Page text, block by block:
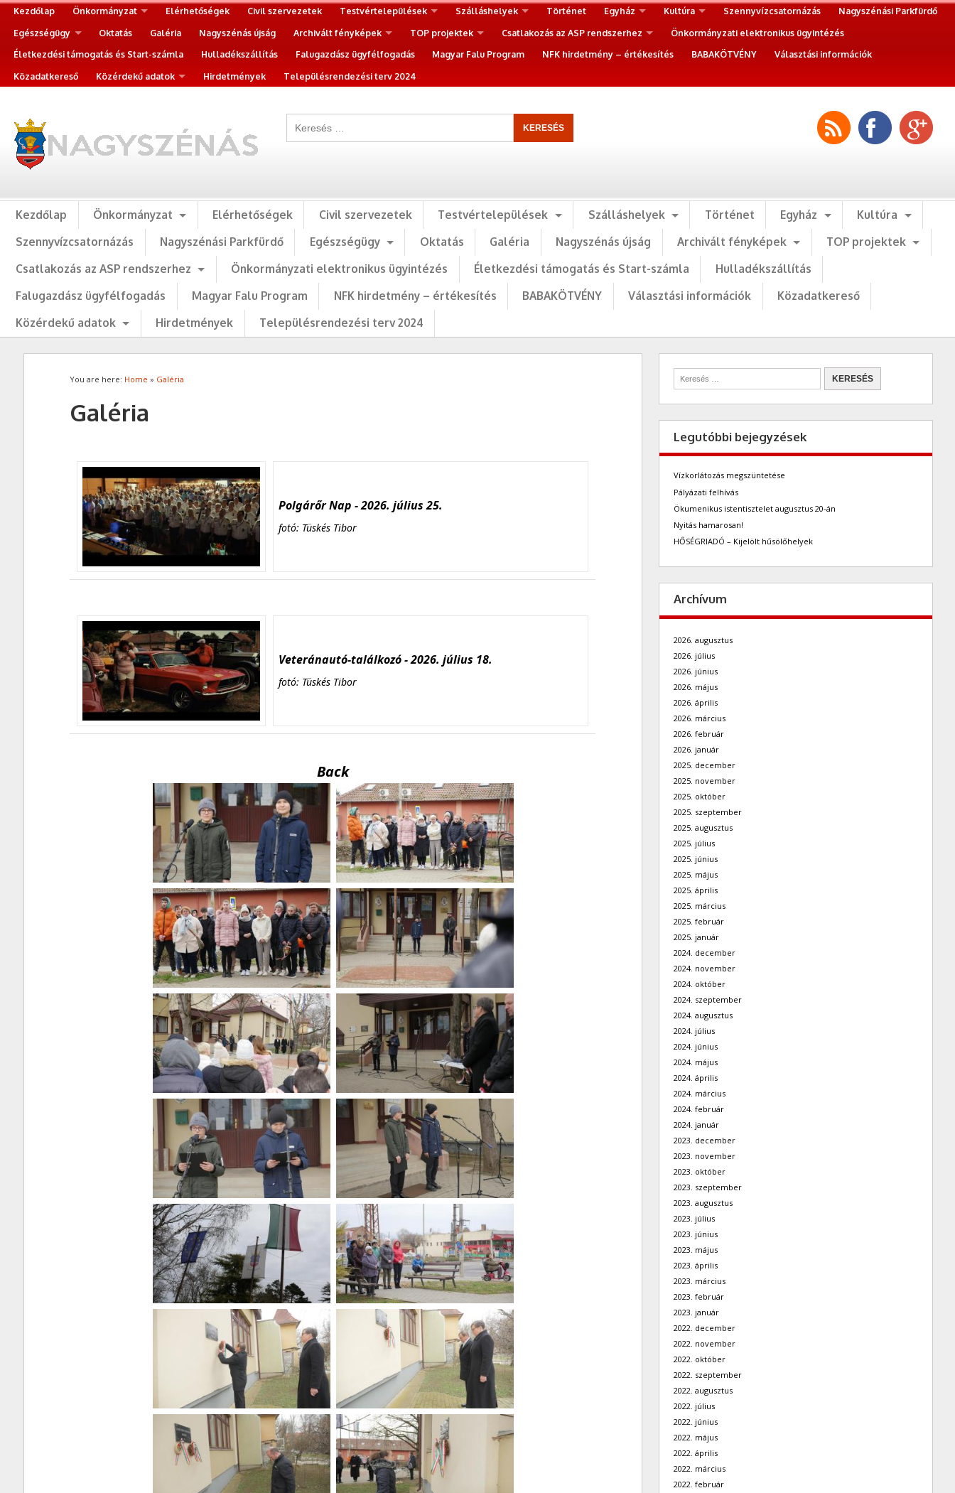
Kezdőlap Önkormányzat Elérhetőségek Civil szervezetek Testvértelepülések Szálláshelyek Történet Egyház Kultúra Szennyvízcsatornázás
Nagyszénási Parkfürdő
Egészségügy
Oktatás Galéria Nagyszénás újság Archivált fényképek TOP projektek Csatlakozás az ASP rendszerhez
Önkormányzati elektronikus ügyintézés
Életkezdési támogatás és Start-számla
Hulladékszállítás Falugazdász ügyfélfogadás Magyar Falu Program NFK hirdetmény – értékesítés BABAKÖTVÉNY
Választási információk
Közadatkereső
Közérdekű adatok Hirdetmények Településrendezési terv 2024
Kezdőlap Önkormányzat Elérhetőségek Civil szervezetek Testvértelepülések Szálláshelyek Történet Egyház
Kultúra
Szennyvízcsatornázás
Nagyszénási Parkfürdő Egészségügy Oktatás Galéria Nagyszénás újság Archivált fényképek
TOP projektek
Csatlakozás az ASP rendszerhez
Önkormányzati elektronikus ügyintézés Életkezdési támogatás és Start-számla
Hulladékszállítás
Falugazdász ügyfélfogadás
Magyar Falu Program NFK hirdetmény – értékesítés BABAKÖTVÉNY Választási információk
Közadatkereső
Közérdekű adatok
Hirdetmények Településrendezési terv 2024
You are here: Home » Galéria
Galéria
Polgárőr Nap - 2026. július 25.
fotó: Tüskés Tibor
Veteránautó-találkozó - 2026. július 18.
fotó: Tüskés Tibor
Back
Legutóbbi bejegyzések
Vízkorlátozás megszüntetése
Pályázati felhívás
Ökumenikus istentisztelet augusztus 20-án
Nyitás hamarosan!
HŐSÉGRIADÓ – Kijelölt hűsölőhelyek
Archívum
2026. augusztus
2026. július
2026. június
2026. május
2026. április
2026. március
2026. február
2026. január
2025. december
2025. november
2025. október
2025. szeptember
2025. augusztus
2025. július
2025. június
2025. május
2025. április
2025. március
2025. február
2025. január
2024. december
2024. november
2024. október
2024. szeptember
2024. augusztus
2024. július
2024. június
2024. május
2024. április
2024. március
2024. február
2024. január
2023. december
2023. november
2023. október
2023. szeptember
2023. augusztus
2023. július
2023. június
2023. május
2023. április
2023. március
2023. február
2023. január
2022. december
2022. november
2022. október
2022. szeptember
2022. augusztus
2022. július
2022. június
2022. május
2022. április
2022. március
2022. február